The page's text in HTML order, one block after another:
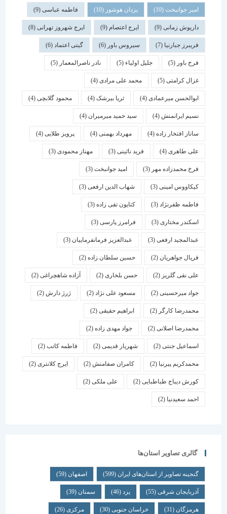
امیر جوانبخت(10) یزدان هوشور(10) فاطمه عباسی(9)
داریوش زمانی(9) ایرج اعتصام(9) ایرج شهروز تهرانی(8)
فریبرز جبارنیا(7) سیروس باور(6) گیتی اعتماد(6)
فرخ باور(5) جلیل اولیاء(5) نادر ناصرالمعمار (5)
غزال کرامتی(5) محمد علی مرادی(4)
ابوالحسن میرعمادی(4) ثریا بیرشک(4) محمود گلابچی(4)
نسیم ایرانمنش(4) سید حمید میرمیران(4)
ساناز افتخار زاده(4) مهرداد بهمنی (4) پرویز طلایی(4)
علی طاهری(4) فرید نائینی(3) مهناز محمودی(3)
فرخ محمدزاده مهر(3) امید جوانبخت(3)
کیکاووس امینی(3) شهاب الدین ارفعی(3)
فاطمه ظفرنژاد(3) کتایون تقی زاده(3)
اسكندر مختاری (3) فرامرز پارسی(3)
عبدالمجید ارفعی(3) عبدالعزیز فرمانفرماییان(3)
فریال جواهریان(2) حسین سلطان زاده(2)
علی نقی گلریز(2) حسن بلخاری(2) آزاده شاهچراغی(2)
جواد میرحسینی(2) مسعود علی نژاد(2) ژرژ دارش (2)
محمدرضا کارگر(2) ابراهیم حقیقی(2)
محمدرضا اصلانی(2) جواد مهدی زاده(2)
اسماعیل جنتی(2) شهریار قدیمی(2) فاطمه کاتب(2)
محمدکریم پیرنیا (2) کامران صفامنش(2) ایرج کلانتری (2)
کورش دیباج طباطبایی(2) علی ملکی(2)
احمد سعیدنیا (2)
گالری تصاویر استان‌ها
گنجینه تصاویر از استان‌های ایران(599) اصفهان (59)
آذربایجان شرقی(55) یزد سمنان (39)
هرمزگان(31) خراسان جنوبی(30) مرکزی (26)